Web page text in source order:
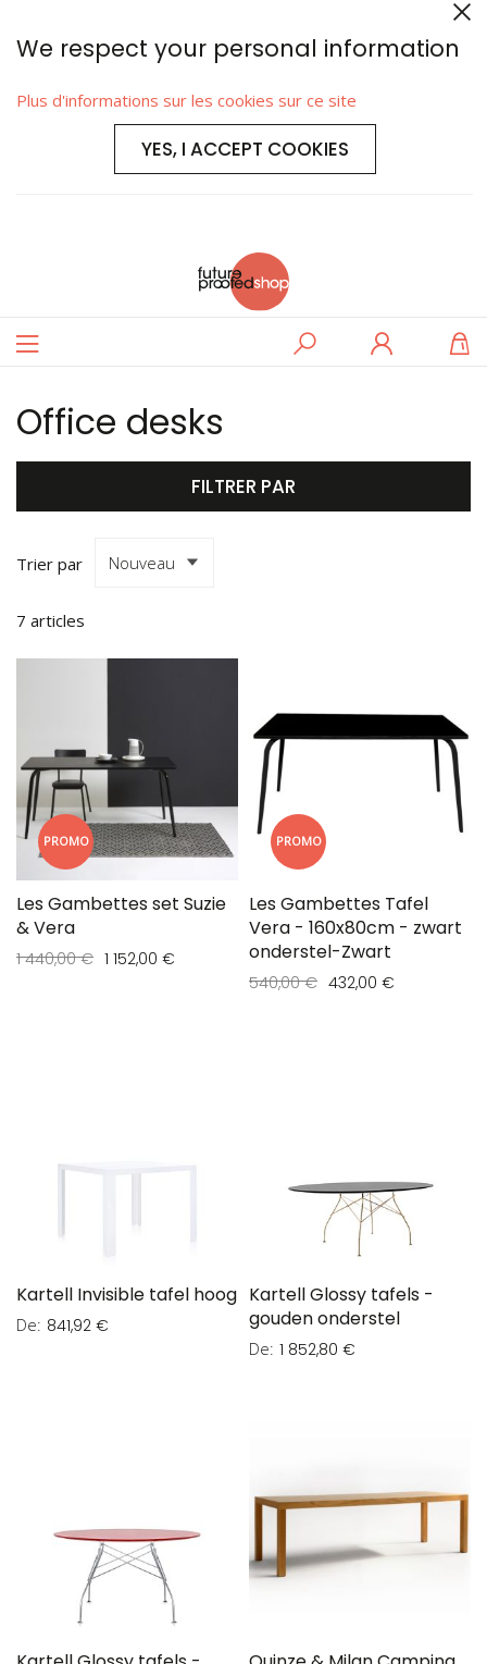
We respect your personal information
Plus d'informations sur les cookies sur ce site
YES, I ACCEPT COOKIES
Basculer
Rechercher
Office desks
Trier par
7 articles
PROMO
Les Gambettes set Suzie
& Vera
1 152,00 €
1 440,00 €
PROMO
Les Gambettes Tafel
Vera - 160x80cm - zwart
onderstel-Zwart
432,00 €
540,00 €
Kartell Invisible tafel hoog
De 841,92 €
Kartell Glossy tafels -
gouden onderstel
De 1 852,80 €
FILTRER PAR